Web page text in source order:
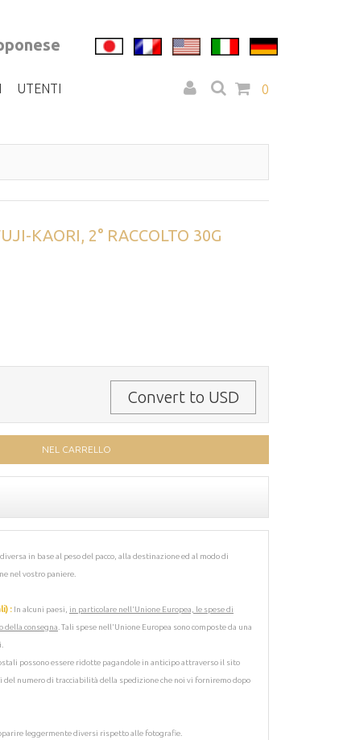
0
UTENTI
KAORI, 2° RACCOLTO 30G
Convert to USD
in base al peso del pacco, alla destinazione ed al modo di
nel vostro paniere.
: In alcuni paesi, in particolare nell'Unione Europea, le spese di
della consegna . Tali spese nell'Unione Europea sono composte da una
possono essere ridotte pagandole in anticipo attraverso il sito
del numero di tracciabilità della spedizione che noi vi forniremo dopo
leggermente diversi rispetto alle fotografie.